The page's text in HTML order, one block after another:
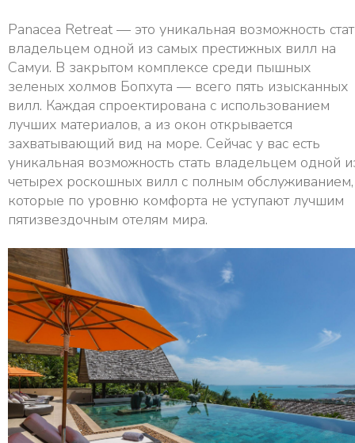
Panacea Retreat — это уникальная возможность
владельцем одной из самых престижных вилл на
Самуи. В закрытом комплексе среди пышных
зеленых холмов Бопхута — всего пять изысканных
вилл. Каждая спроектирована с использованием
лучших материалов, а из окон открывается
захватывающий вид на море. Сейчас у вас есть
уникальная возможность стать владельцем одной
четырех роскошных вилл с полным обслуживанием,
которые по уровню комфорта не уступают лучшим
пятизвездочным отелям мира.